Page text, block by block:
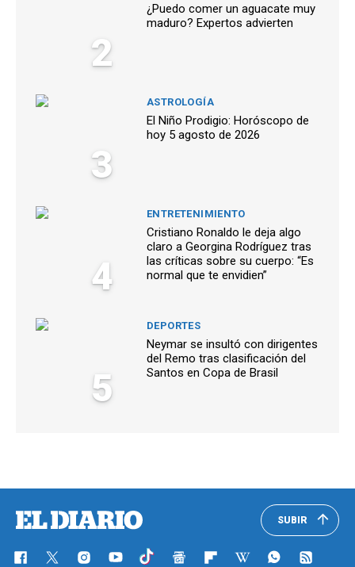
2
¿Puedo comer un aguacate muy
maduro? Expertos advierten
3
ASTROLOGÍA
El Niño Prodigio: Horóscopo de
hoy 5 agosto de 2026
4
ENTRETENIMIENTO
Cristiano Ronaldo le deja algo
claro a Georgina Rodríguez tras
las críticas sobre su cuerpo: “Es
normal que te envidien”
5
DEPORTES
Neymar se insultó con dirigentes
del Remo tras clasificación del
Santos en Copa de Brasil
SUBIR